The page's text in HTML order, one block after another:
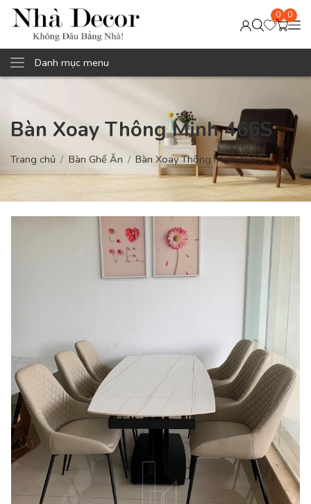
0 0
Danh mục menu
Bàn Xoay Thông Minh 466S
Trang chủ Bàn Ghế Ăn Bàn Xoay Thông Minh 466S